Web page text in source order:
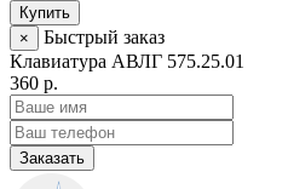
Купить
×
Быстрый заказ
Клавиатура АВЛГ 575.25.01
360 р.
Заказать